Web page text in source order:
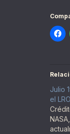
Julio
el LRO